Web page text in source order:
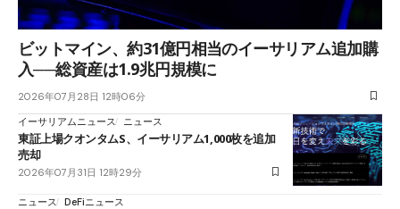
ビットマイン、約31億円相当のイーサリアム追加購
入──総資産は1.9兆円規模に
2026年07月28日 12時06分
イーサリアムニュース
ニュース
東証上場クオンタムS、イーサリアム1,000枚を追加
売却
2026年07月31日 12時29分
ニュース DeFiニュース